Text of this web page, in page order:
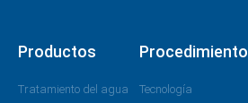
Productos
Tratamiento del agua
Procedimiento
Tecnología